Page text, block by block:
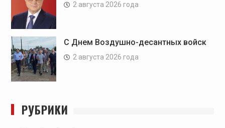
2 августа 2026 года
С Днем Воздушно-десантных войск
2 августа 2026 года
РУБРИКИ